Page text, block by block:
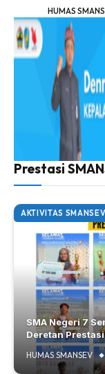
HUMAS
Prestasi
AKTIVITAS SMANSEV
SMA Negeri 7
Deretan
HUMAS SMANSEV